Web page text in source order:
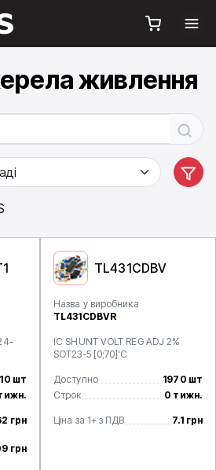
живлення
шт
грн
грн
TL431CDBV
Назва у виробника
TL431CDBVR
IC SHUNT VOLT REG ADJ 2%
SOT23-5 [0;70]'C
Доступно
1970 шт
Строк
0 тижн.
Ціна за 1+ з ПДВ 7.1 грн